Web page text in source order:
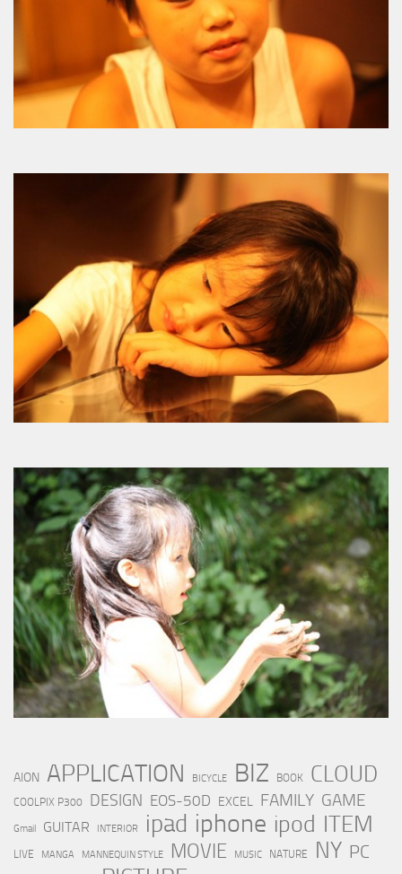
AION APPLICATION BICYCLE BIZ BOOK CLOUD
COOLPIX P300 DESIGN EOS-50D EXCEL FAMILY GAME
Gmail GUITAR INTERIOR ipad iphone ipod ITEM
LIVE MANGA MANNEQUIN STYLE MOVIE MUSIC NATURE NY PC